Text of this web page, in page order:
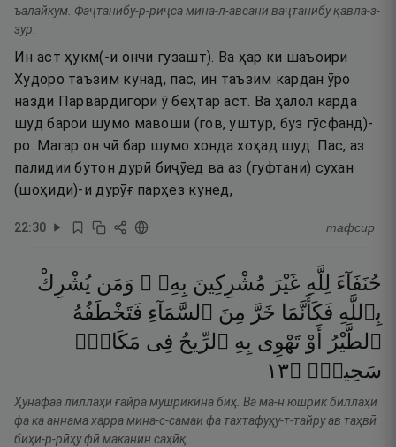
ъалайкум. Фаҷтанибу-р-риҷса мина-л-авсани ваҷтанибу қавла-з-
зур.
Ин аст ҳукм(-и ончи гузашт). Ва ҳар ки шаъоири
Худоро таъзим кунад, пас, ин таъзим кардан ӯро
назди Парвардигори ӯ беҳтар аст. Ва ҳалол карда
шуд барои шумо мавоши (гов, уштур, буз гӯсфанд)-
ро. Магар он чӣ бар шумо хонда хоҳад шуд. Пас, аз
палидии бутон дурӣ биҷӯед ва аз (гуфтани) сухан
(шоҳиди)-и дурӯғ парҳез кунед,
22:30 тафсир
حُنَفَآءَ لِلَّهِ غَيْرَ مُشْرِكِينَ بِهِۦ ۚ وَمَن يُشْرِكْ
بِٱللَّهِ فَكَأَنَّمَا خَرَّ مِنَ ٱلسَّمَآءِ فَتَخْطَفُهُ
ٱلطَّيْرُ
أَوْ تَهْوِى بِهِ ٱلرِّيحُ فِى مَكَانٍۢ
سَحِيقٍۢ ۝٣١
Ҳунафаа лиллаҳи ғайра мушрикӣна биҳ. Ва ма-н юшрик биллаҳи
фа ка аннама харра мина-с-самаи фа тахтафуҳу-т-тайру ав таҳвӣ
биҳи-р-рӣҳу фӣ маканин саҳӣқ.